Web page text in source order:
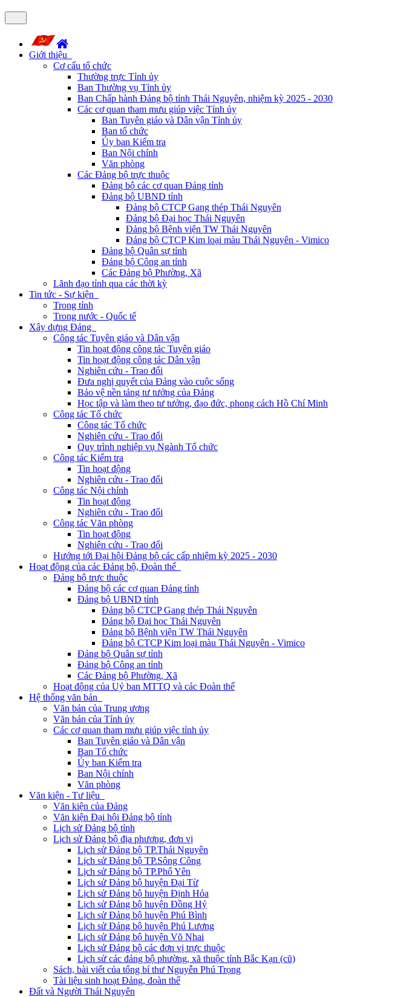
Giới thiệu
Cơ cấu tổ chức
Thường trực Tỉnh ủy
Ban Thường vụ Tỉnh ủy
Ban Chấp hành Đảng bộ tỉnh Thái Nguyên, nhiệm kỳ 2025 - 2030
Các cơ quan tham mưu giúp việc Tỉnh ủy
Ban Tuyên giáo và Dân vận Tỉnh ủy
Ban tổ chức
Ủy ban Kiểm tra
Ban Nội chính
Văn phòng
Các Đảng bộ trực thuộc
Đảng bộ các cơ quan Đảng tỉnh
Đảng bộ UBND tỉnh
Đảng bộ CTCP Gang thép Thái Nguyên
Đảng bộ Đại học Thái Nguyên
Đảng bộ Bệnh viện TW Thái Nguyên
Đảng bộ CTCP Kim loại màu Thái Nguyên - Vimico
Đảng bộ Quân sự tỉnh
Đảng bộ Công an tỉnh
Các Đảng bộ Phường, Xã
Lãnh đạo tỉnh qua các thời kỳ
Tin tức - Sự kiện
Trong tỉnh
Trong nước - Quốc tế
Xây dựng Đảng
Công tác Tuyên giáo và Dân vận
Tin hoạt động công tác Tuyên giáo
Tin hoạt động công tác Dân vận
Nghiên cứu - Trao đổi
Đưa nghị quyết của Đảng vào cuộc sống
Bảo vệ nền tảng tư tưởng của Đảng
Học tập và làm theo tư tưởng, đạo đức, phong cách Hồ Chí Minh
Công tác Tổ chức
Công tác Tổ chức
Nghiên cứu - Trao đổi
Quy trình nghiệp vụ Ngành Tổ chức
Công tác Kiểm tra
Tin hoạt động
Nghiên cứu - Trao đổi
Công tác Nội chính
Tin hoạt động
Nghiên cứu - Trao đổi
Công tác Văn phòng
Tin hoạt động
Nghiên cứu - Trao đổi
Hướng tới Đại hội Đảng bộ các cấp nhiệm kỳ 2025 - 2030
Hoạt động của các Đảng bộ, Đoàn thể
Đảng bộ trực thuộc
Đảng bộ các cơ quan Đảng tỉnh
Đảng bộ UBND tỉnh
Đảng bộ CTCP Gang thép Thái Nguyên
Đảng bộ Đại học Thái Nguyên
Đảng bộ Bệnh viện TW Thái Nguyên
Đảng bộ CTCP Kim loại màu Thái Nguyên - Vimico
Đảng bộ Quân sự tỉnh
Đảng bộ Công an tỉnh
Các Đảng bộ Phường, Xã
Hoạt động của Uỷ ban MTTQ và các Đoàn thể
Hệ thống văn bản
Văn bản của Trung ương
Văn bản của Tỉnh ủy
Các cơ quan tham mưu giúp việc tỉnh ủy
Ban Tuyên giáo và Dân vận
Ban Tổ chức
Ủy ban Kiểm tra
Ban Nội chính
Văn phòng
Văn kiện - Tư liệu
Văn kiện của Đảng
Văn kiện Đại hội Đảng bộ tỉnh
Lịch sử Đảng bộ tỉnh
Lịch sử Đảng bộ địa phương, đơn vị
Lịch sử Đảng bộ TP.Thái Nguyên
Lịch sử Đảng bộ TP.Sông Công
Lịch sử Đảng bộ TP.Phổ Yên
Lịch sử Đảng bộ huyện Đại Từ
Lịch sử Đảng bộ huyện Định Hóa
Lịch sử Đảng bộ huyện Đồng Hỷ
Lịch sử Đảng bộ huyện Phú Bình
Lịch sử Đảng bộ huyện Phú Lương
Lịch sử Đảng bộ huyện Võ Nhai
Lịch sử Đảng bộ các đơn vị trực thuộc
Lịch sử các đảng bộ phường, xã thuộc tỉnh Bắc Kạn (cũ)
Sách, bài viết của tổng bí thư Nguyễn Phú Trọng
Tài liệu sinh hoạt Đảng, đoàn thể
Đất và Người Thái Nguyên